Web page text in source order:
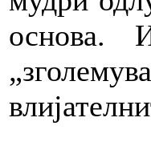
основа.